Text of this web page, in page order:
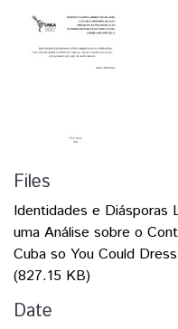
Files
Identidades e Diásporas
uma Análise sobre o
Cuba so You Could
(827.15 KB)
Date